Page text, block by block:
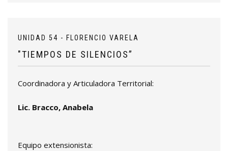
UNIDAD 54 - FLORENCIO VARELA
"TIEMPOS DE SILENCIOS”
Coordinadora y Articuladora Territorial:
Lic. Bracco, Anabela
Equipo extensionista: